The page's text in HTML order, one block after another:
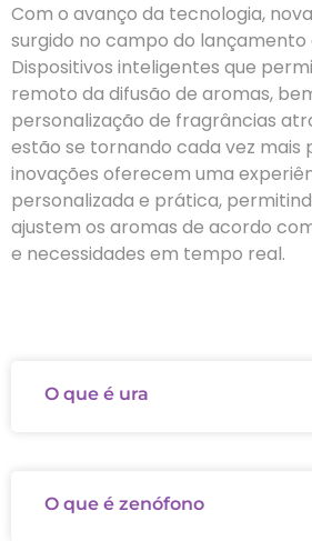
Com o avanço da tecnologia,
surgido no campo do
Dispositivos inteligentes que
remoto da difusão de aromas,
personalização de fragrâncias
estão se tornando cada vez mais
inovações oferecem uma
personalizada e prática,
ajustem os aromas de acordo
e necessidades em tempo real.
O que é ura
O que é zenófono